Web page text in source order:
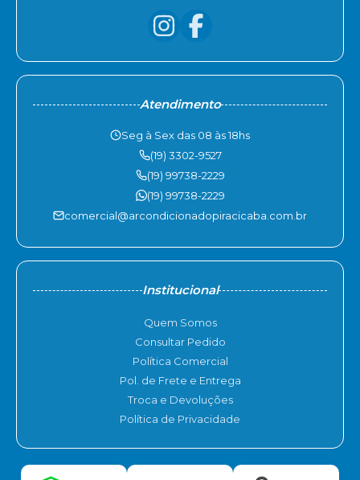
Atendimento
Seg à Sex das 08 às 18hs
(19) 3302-9527
(19) 99738-2229
(19) 99738-2229
comercial@arcondicionadopiracicaba.com.br
Institucional
Quem Somos
Consultar Pedido
Política Comercial
Pol. de Frete e Entrega
Troca e Devoluções
Política de Privacidade